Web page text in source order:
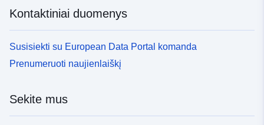
Kontaktiniai duomenys
Susisiekti su European Data Portal komanda
Prenumeruoti naujienlaiškį
Sekite mus